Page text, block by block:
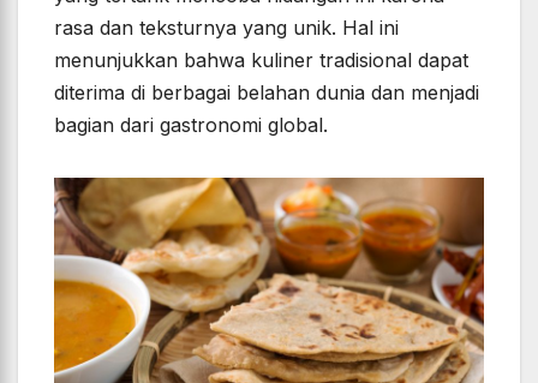
rasa dan teksturnya yang unik. Hal ini
menunjukkan bahwa kuliner tradisional dapat
diterima di berbagai belahan dunia dan menjadi
bagian dari gastronomi global.